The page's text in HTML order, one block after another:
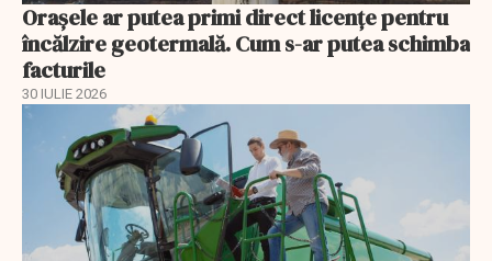
Orașele ar putea primi direct licențe pentru
încălzire geotermală. Cum s-ar putea schimba
facturile
30 IULIE 2026